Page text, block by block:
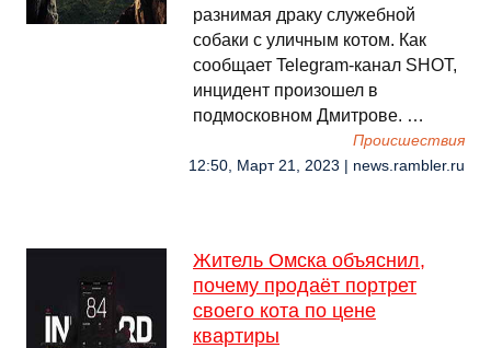
разнимая драку служебной
собаки с уличным котом. Как
сообщает Telegram-канал SHOT,
инцидент произошел в
подмосковном Дмитрове. …
Происшествия
12:50, Март 21, 2023 | news.rambler.ru
Житель Омска объяснил,
почему продаёт портрет
своего кота по цене
квартиры